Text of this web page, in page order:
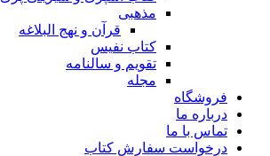
مذهبی
قرآن و نهج البلاغه
کتاب نفیس
تقویم و سالنامه
مجله
فروشگاه
درباره ما
تماس با ما
درخواست سفارش کتاب